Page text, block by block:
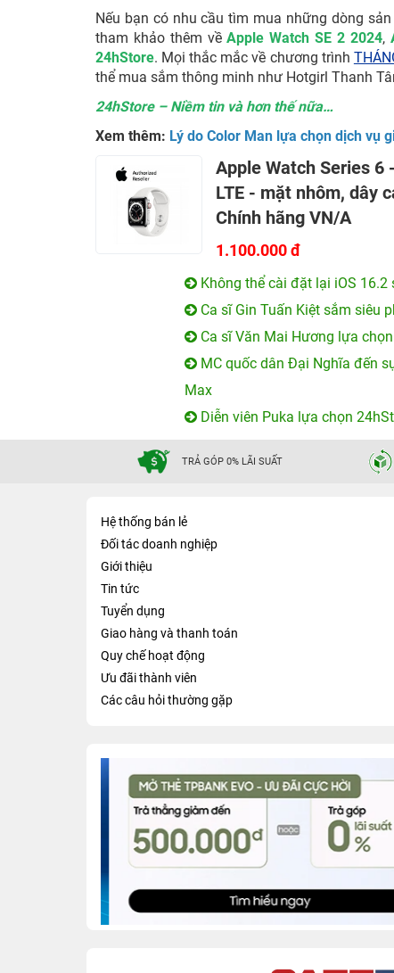
Nếu bạn có nhu cầu tìm mua những dòng
tham khảo thêm vềApple Watch SE 2 2024,
24hStore. Mọi thắc mắc về chương trình
thể mua sắm thông minh như Hotgirl Thanh
24hStore – Niềm tin và hơn thế nữa…
Xem thêm: Lý do Color Man lựa chọn dịch vụ
Apple Watch Series 6
LTE - mặt nhôm, dây
Chính hãng VN/A
1.100.000 đ
Không thể cài đặt lại iOS
Ca sĩ Gin Tuấn Kiệt sắm siêu
Ca sĩ Văn Mai Hương lựa
MC quốc dân Đại Nghĩa đến
Max
Diễn viên Puka lựa chọn
TRẢ GÓP 0% LÃI SUẤT
Hệ thống bán lẻ
Đối tác doanh nghiệp
Giới thiệu
Tin tức
Tuyển dụng
Giao hàng và thanh toán
Quy chế hoạt động
Ưu đãi thành viên
Các câu hỏi thường gặp